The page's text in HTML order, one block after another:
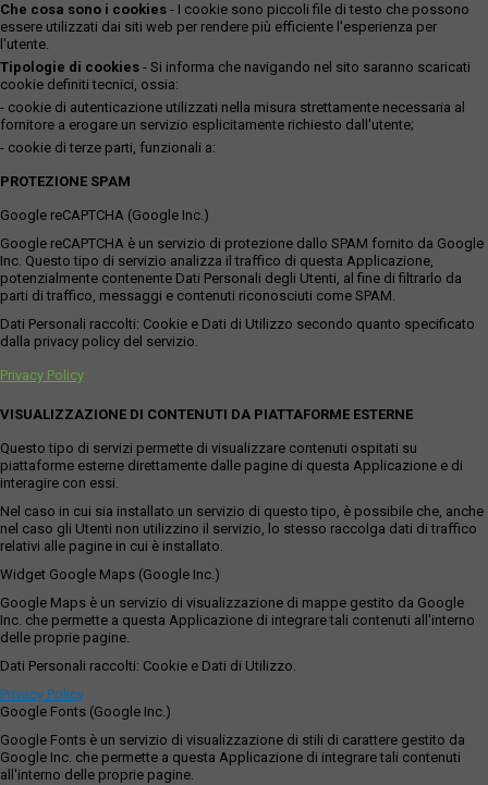
Che cosa sono i cookies - I cookie sono piccoli file di testo che possono
essere utilizzati dai siti web per rendere più efficiente l'esperienza per
l'utente.
Tipologie di cookies - Si informa che navigando nel sito saranno scaricati
cookie definiti tecnici, ossia:
- cookie di autenticazione utilizzati nella misura strettamente necessaria al
fornitore a erogare un servizio esplicitamente richiesto dall'utente;
- cookie di terze parti, funzionali a:
PROTEZIONE SPAM
Google reCAPTCHA (Google Inc.)
Google reCAPTCHA è un servizio di protezione dallo SPAM fornito da Google
Inc. Questo tipo di servizio analizza il traffico di questa Applicazione,
potenzialmente contenente Dati Personali degli Utenti, al fine di filtrarlo da
parti di traffico, messaggi e contenuti riconosciuti come SPAM.
Dati Personali raccolti: Cookie e Dati di Utilizzo secondo quanto specificato
dalla privacy policy del servizio.
Privacy Policy
VISUALIZZAZIONE DI CONTENUTI DA PIATTAFORME ESTERNE
Questo tipo di servizi permette di visualizzare contenuti ospitati su
piattaforme esterne direttamente dalle pagine di questa Applicazione e di
interagire con essi.
Nel caso in cui sia installato un servizio di questo tipo, è possibile che, anche
nel caso gli Utenti non utilizzino il servizio, lo stesso raccolga dati di traffico
relativi alle pagine in cui è installato.
Widget Google Maps (Google Inc.)
Google Maps è un servizio di visualizzazione di mappe gestito da Google
Inc. che permette a questa Applicazione di integrare tali contenuti all'interno
delle proprie pagine.
Dati Personali raccolti: Cookie e Dati di Utilizzo.
Privacy Policy
Google Fonts (Google Inc.)
Google Fonts è un servizio di visualizzazione di stili di carattere gestito da
Google Inc. che permette a questa Applicazione di integrare tali contenuti
all'interno delle proprie pagine.